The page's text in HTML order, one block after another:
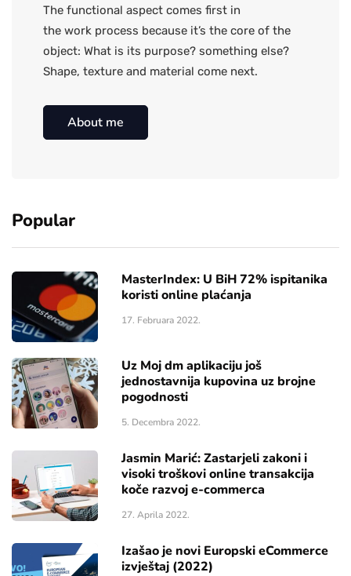
The functional aspect comes first in
the work process because it’s the core of the
object: What is its purpose? something else?
Shape, texture and material come next.
About me
Popular
MasterIndex: U BiH 72% ispitanika
koristi online plaćanja
17. Februara 2022.
Uz Moj dm aplikaciju još
jednostavnija kupovina uz brojne
pogodnosti
5. Decembra 2022.
Jasmin Marić: Zastarjeli zakoni i
visoki troškovi online transakcija
koče razvoj e-commerca
27. Aprila 2022.
Izašao je novi Europski eCommerce
izvještaj (2022)